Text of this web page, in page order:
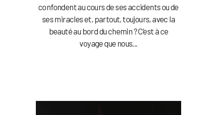
confondent au cours de ses accidents ou de
ses miracles et, partout, toujours, avec la
beauté au bord du chemin ? C’est à ce
voyage que nous...